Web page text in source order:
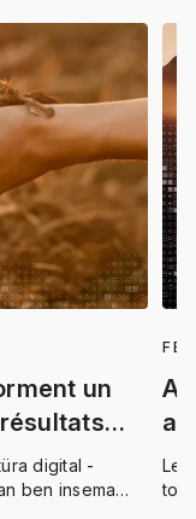
un
digital -
ben insema
Les